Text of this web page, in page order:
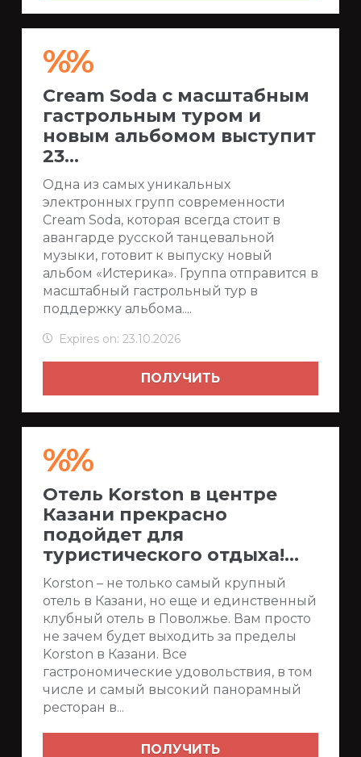
%%
Cream Soda с масштабным
гастрольным туром и
новым альбомом выступит
23...
Одна из самых уникальных
электронных групп современности
Cream Soda, которая всегда стоит в
авангарде русской танцевальной
музыки, готовит к выпуску новый
альбом «Истерика». Группа отправится в
масштабный гастрольный тур в
поддержку альбома....
Expires on: 23.10.2026
ПОЛУЧИТЬ
%%
Отель Korston в центре
Казани прекрасно
подойдет для
туристического отдыха!...
Korston – не только самый крупный
отель в Казани, но еще и единственный
клубный отель в Поволжье. Вам просто
не зачем будет выходить за пределы
Korston в Казани. Все
гастрономические удовольствия, в том
числе и самый высокий панорамный
ресторан в...
ПОЛУЧИТЬ